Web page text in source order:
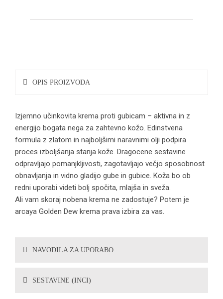
OPIS PROIZVODA
Izjemno učinkovita krema proti gubicam – aktivna in z
energijo bogata nega za zahtevno kožo. Edinstvena
formula z zlatom in najboljšimi naravnimi olji podpira
proces izboljšanja stanja kože. Dragocene sestavine
odpravljajo pomanjkljivosti, zagotavljajo večjo sposobnost
obnavljanja in vidno gladijo gube in gubice. Koža bo ob
redni uporabi videti bolj spočita, mlajša in sveža.
Ali vam skoraj nobena krema ne zadostuje? Potem je
arcaya Golden Dew krema prava izbira za vas.
NAVODILA ZA UPORABO
SESTAVINE (INCI)